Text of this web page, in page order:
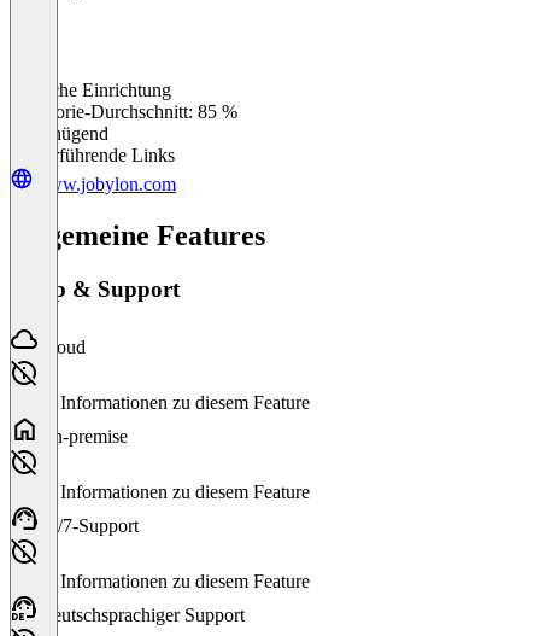
Einfache Einrichtung
Kategorie-Durchschnitt: 85 %
Ungenügend
Weiterführende Links
www.jobylon.com
Allgemeine Features
Setup & Support
Cloud
Keine Informationen zu diesem Feature
On-premise
Keine Informationen zu diesem Feature
24/7-Support
Keine Informationen zu diesem Feature
Deutschsprachiger Support